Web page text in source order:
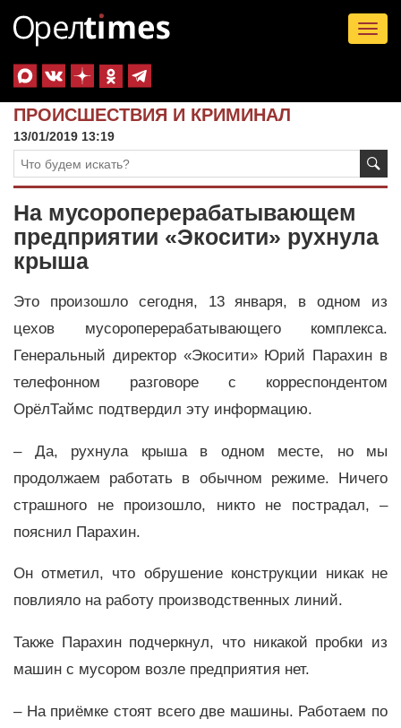
ПРОИСШЕСТВИЯ И КРИМИНАЛ
13/01/2019 13:19
На мусороперерабатывающем
предприятии «Экосити» рухнула
крыша
Это произошло сегодня, 13 января, в одном из
цехов мусороперерабатывающего комплекса.
Генеральный директор «Экосити» Юрий Парахин в
телефонном разговоре с корреспондентом
ОрёлТаймс подтвердил эту информацию.
– Да, рухнула крыша в одном месте, но мы
продолжаем работать в обычном режиме. Ничего
страшного не произошло, никто не пострадал, –
пояснил Парахин.
Он отметил, что обрушение конструкции никак не
повлияло на работу производственных линий.
Также Парахин подчеркнул, что никакой пробки из
машин с мусором возле предприятия нет.
– На приёмке стоят всего две машины. Работаем по